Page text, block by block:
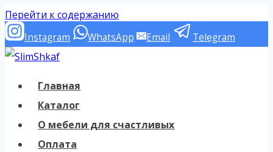
Перейти к содержанию
Instagram WhatsApp Email Telegram
Главная
Каталог
О мебели для счастливых
Оплата